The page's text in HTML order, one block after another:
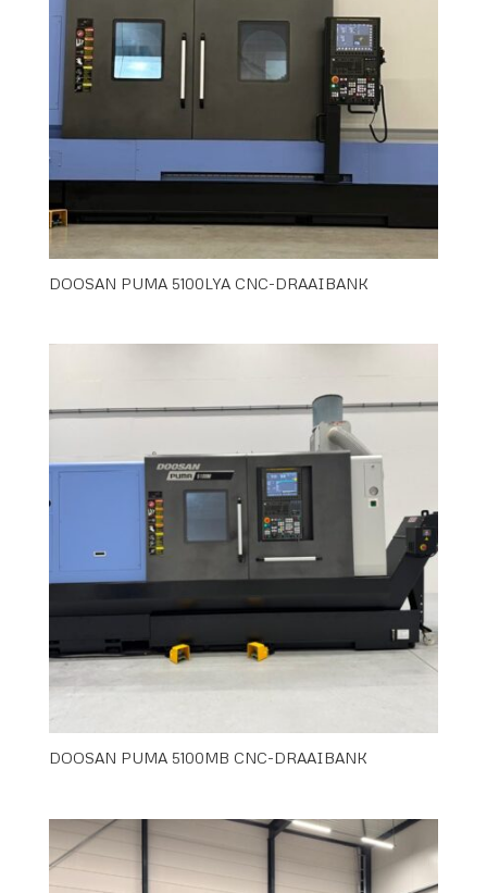
DOOSAN PUMA 5100LYA CNC-DRAAIBANK
DOOSAN PUMA 5100MB CNC-DRAAIBANK